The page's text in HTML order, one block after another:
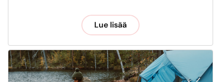
Lue lisää